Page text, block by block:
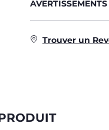
Trouver un